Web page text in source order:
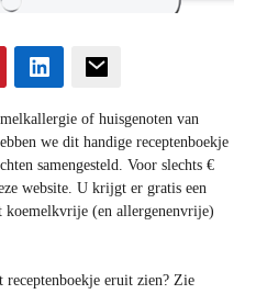
of huisgenoten van
we dit handige receptenboekje
samengesteld. Voor slechts €
website. U krijgt er gratis een
koemelkvrije (en allergenenvrije)
eruit zien? Zie